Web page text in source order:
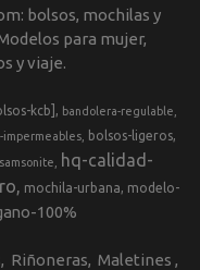
bolsos, mochilas y
para mujer,
y viaje.
kcb] bandolera-regulable
impermeables bolsos-ligeros
hq-calidad-
mochila-urbana
modelo-
100%
Riñoneras Maletines